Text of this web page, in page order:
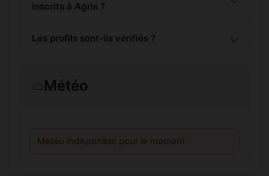
inscrits à Agris ?
Les profils sont-ils vérifiés ?
Météo
Météo indisponible pour le moment.